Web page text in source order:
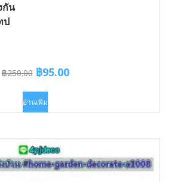
กัน
ป
฿250.00 Original
was:
฿95.00Current
อ่านเพิ่ม